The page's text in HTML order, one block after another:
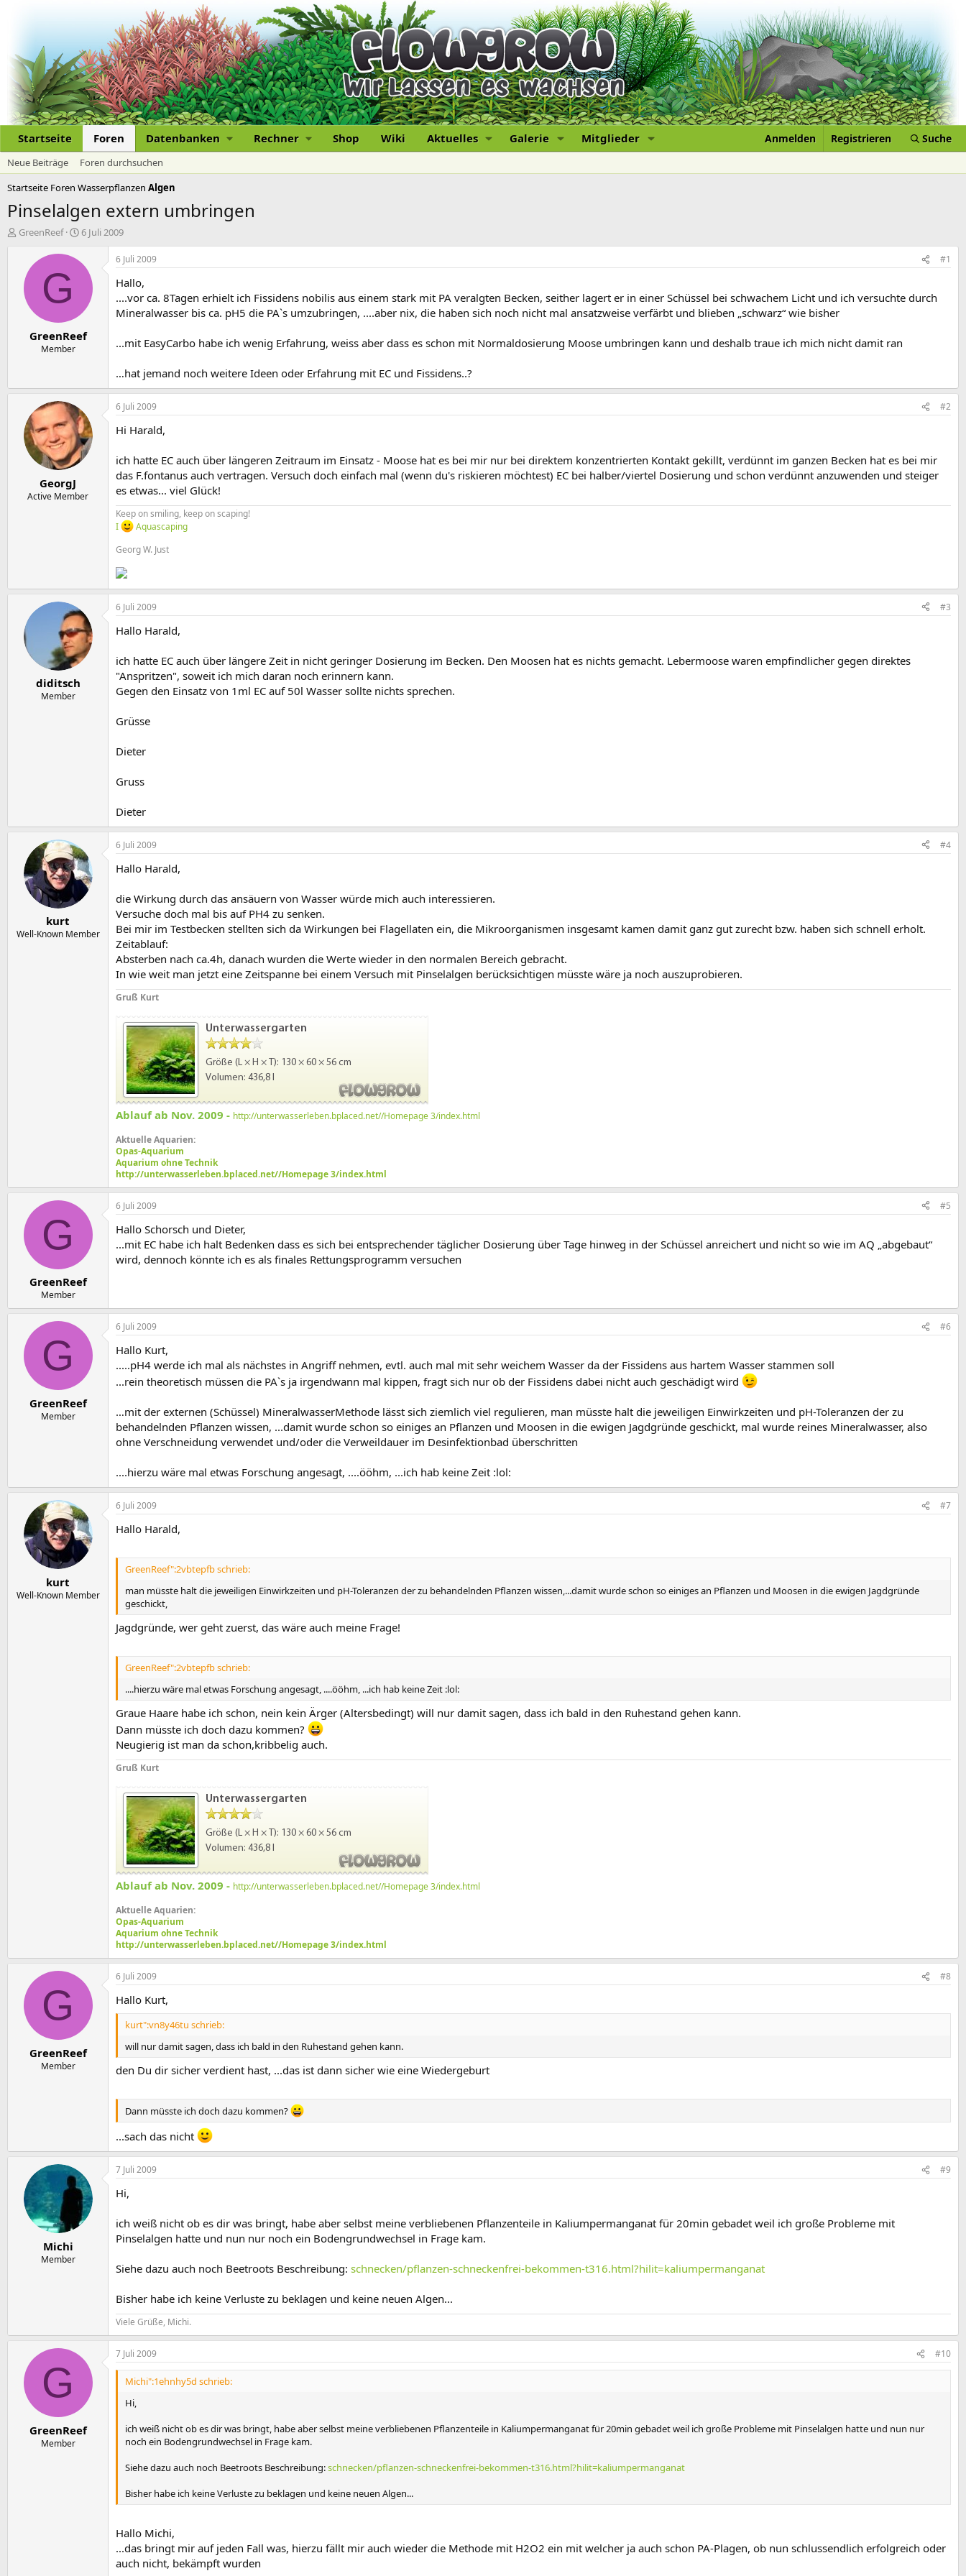
Startseite Foren Datenbanken Rechner Shop Wiki Aktuelles Galerie Mitglieder Anmelden Registrieren Suche
Neue Beiträge
Foren durchsuchen
Startseite Foren Wasserpflanzen Algen
Pinselalgen extern umbringen
E
GreenReef
E
a
6 Juli 2009
G
GreenReef
Member
6 Juli 2009 #1
Hallo,
....vor ca. 8Tagen erhielt ich Fissidens nobilis aus einem stark mit PA veralgten Becken, seither lagert er in einer Schüssel bei schwachem Licht und ich versuchte durch
Mineralwasser bis ca. pH5 die PA`s umzubringen, ....aber nix, die haben sich noch nicht mal ansatzweise verfärbt und blieben „schwarz“ wie bisher
...mit EasyCarbo habe ich wenig Erfahrung, weiss aber dass es schon mit Normaldosierung Moose umbringen kann und deshalb traue ich mich nicht damit ran
…hat jemand noch weitere Ideen oder Erfahrung mit EC und Fissidens..?
GeorgJ
Active Member
6 Juli 2009 #2
Hi Harald,
ich hatte EC auch über längeren Zeitraum im Einsatz - Moose hat es bei mir nur bei direktem konzentrierten Kontakt gekillt, verdünnt im ganzen Becken hat es bei mir
das F.fontanus auch vertragen. Versuch doch einfach mal (wenn du's riskieren möchtest) EC bei halber/viertel Dosierung und schon verdünnt anzuwenden und steiger
es etwas... viel Glück!
Keep on smiling, keep on scaping!
I
Aquascaping
Georg W. Just
diditsch
Member
6 Juli 2009 #3
Hallo Harald,
ich hatte EC auch über längere Zeit in nicht geringer Dosierung im Becken. Den Moosen hat es nichts gemacht. Lebermoose waren empfindlicher gegen direktes
"Anspritzen", soweit ich mich daran noch erinnern kann.
Gegen den Einsatz von 1ml EC auf 50l Wasser sollte nichts sprechen.
Grüsse
Dieter
Gruss
Dieter
kurt
Well-Known Member
6 Juli 2009 #4
Hallo Harald,
die Wirkung durch das ansäuern von Wasser würde mich auch interessieren.
Versuche doch mal bis auf PH4 zu senken.
Bei mir im Testbecken stellten sich da Wirkungen bei Flagellaten ein, die Mikroorganismen insgesamt kamen damit ganz gut zurecht bzw. haben sich schnell erholt.
Zeitablauf:
Absterben nach ca.4h, danach wurden die Werte wieder in den normalen Bereich gebracht.
In wie weit man jetzt eine Zeitspanne bei einem Versuch mit Pinselalgen berücksichtigen müsste wäre ja noch auszuprobieren.
Gruß Kurt
Ablauf ab Nov. 2009 - http://unterwasserleben.bplaced.net//Homepage 3/index.html
Aktuelle Aquarien:
Opas-Aquarium
Aquarium ohne Technik
http://unterwasserleben.bplaced.net//Homepage 3/index.html
G
GreenReef
Member
6 Juli 2009 #5
Hallo Schorsch und Dieter,
...mit EC habe ich halt Bedenken dass es sich bei entsprechender täglicher Dosierung über Tage hinweg in der Schüssel anreichert und nicht so wie im AQ „abgebaut“
wird, dennoch könnte ich es als finales Rettungsprogramm versuchen
G
GreenReef
Member
6 Juli 2009 #6
Hallo Kurt,
.....pH4 werde ich mal als nächstes in Angriff nehmen, evtl. auch mal mit sehr weichem Wasser da der Fissidens aus hartem Wasser stammen soll
...rein theoretisch müssen die PA`s ja irgendwann mal kippen, fragt sich nur ob der Fissidens dabei nicht auch geschädigt wird
…mit der externen (Schüssel) MineralwasserMethode lässt sich ziemlich viel regulieren, man müsste halt die jeweiligen Einwirkzeiten und pH-Toleranzen der zu
behandelnden Pflanzen wissen, ...damit wurde schon so einiges an Pflanzen und Moosen in die ewigen Jagdgründe geschickt, mal wurde reines Mineralwasser, also
ohne Verschneidung verwendet und/oder die Verweildauer im Desinfektionbad überschritten
....hierzu wäre mal etwas Forschung angesagt, ....ööhm, ...ich hab keine Zeit :lol:
kurt
Well-Known Member
6 Juli 2009 #7
Hallo Harald,
GreenReef":2vbtepfb schrieb:
man müsste halt die jeweiligen Einwirkzeiten und pH-Toleranzen der zu behandelnden Pflanzen wissen,...damit wurde schon so einiges an Pflanzen und Moosen in die ewigen Jagdgründe
geschickt,
Jagdgründe, wer geht zuerst, das wäre auch meine Frage!
GreenReef":2vbtepfb schrieb:
....hierzu wäre mal etwas Forschung angesagt, ....ööhm, ...ich hab keine Zeit :lol:
Graue Haare habe ich schon, nein kein Ärger (Altersbedingt) will nur damit sagen, dass ich bald in den Ruhestand gehen kann.
Dann müsste ich doch dazu kommen?
Neugierig ist man da schon,kribbelig auch.
Gruß Kurt
Ablauf ab Nov. 2009 - http://unterwasserleben.bplaced.net//Homepage 3/index.html
Aktuelle Aquarien:
Opas-Aquarium
Aquarium ohne Technik
http://unterwasserleben.bplaced.net//Homepage 3/index.html
G
GreenReef
Member
6 Juli 2009 #8
Hallo Kurt,
kurt":vn8y46tu schrieb:
will nur damit sagen, dass ich bald in den Ruhestand gehen kann.
den Du dir sicher verdient hast, ...das ist dann sicher wie eine Wiedergeburt
Dann müsste ich doch dazu kommen?
...sach das nicht
Michi
Member
7 Juli 2009 #9
Hi,
ich weiß nicht ob es dir was bringt, habe aber selbst meine verbliebenen Pflanzenteile in Kaliumpermanganat für 20min gebadet weil ich große Probleme mit
Pinselalgen hatte und nun nur noch ein Bodengrundwechsel in Frage kam.
Siehe dazu auch noch Beetroots Beschreibung: schnecken/pflanzen-schneckenfrei-bekommen-t316.html?hilit=kaliumpermanganat
Bisher habe ich keine Verluste zu beklagen und keine neuen Algen...
Viele Grüße, Michi.
G
GreenReef
Member
7 Juli 2009 #10
Michi":1ehnhy5d schrieb:
Hi,
ich weiß nicht ob es dir was bringt, habe aber selbst meine verbliebenen Pflanzenteile in Kaliumpermanganat für 20min gebadet weil ich große Probleme mit Pinselalgen hatte und nun nur
noch ein Bodengrundwechsel in Frage kam.
Siehe dazu auch noch Beetroots Beschreibung:schnecken/pflanzen-schneckenfrei-bekommen-t316.html?hilit=kaliumpermanganat
Bisher habe ich keine Verluste zu beklagen und keine neuen Algen...
Hallo Michi,
...das bringt mir auf jeden Fall was, hierzu fällt mir auch wieder die Methode mit H2O2 ein mit welcher ja auch schon PA-Plagen, ob nun schlussendlich erfolgreich oder
auch nicht, bekämpft wurden